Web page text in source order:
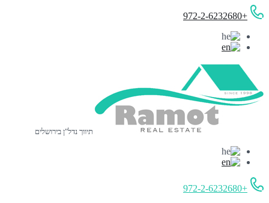
+972-2-6232680
תיווך נדל"ן בירושלים
+972-2-6232680